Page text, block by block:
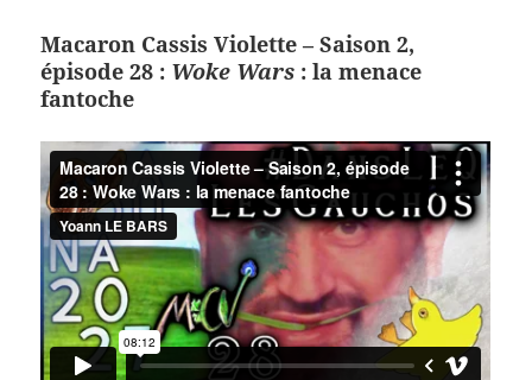
Macaron Cassis Violette – Saison 2,
épisode 28 : Woke Wars : la menace
fantoche